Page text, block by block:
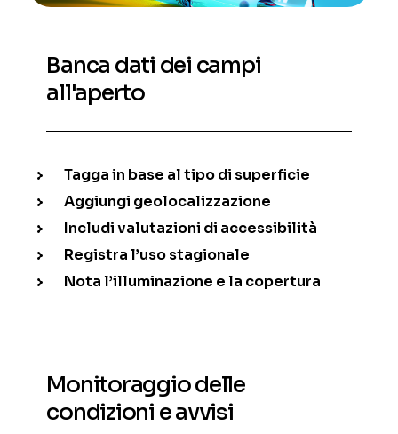
Banca dati dei campi
all'aperto
Tagga in base al tipo di superficie
Aggiungi geolocalizzazione
Includi valutazioni di accessibilità
Registra l’uso stagionale
Nota l’illuminazione e la copertura
Monitoraggio delle
condizioni e avvisi